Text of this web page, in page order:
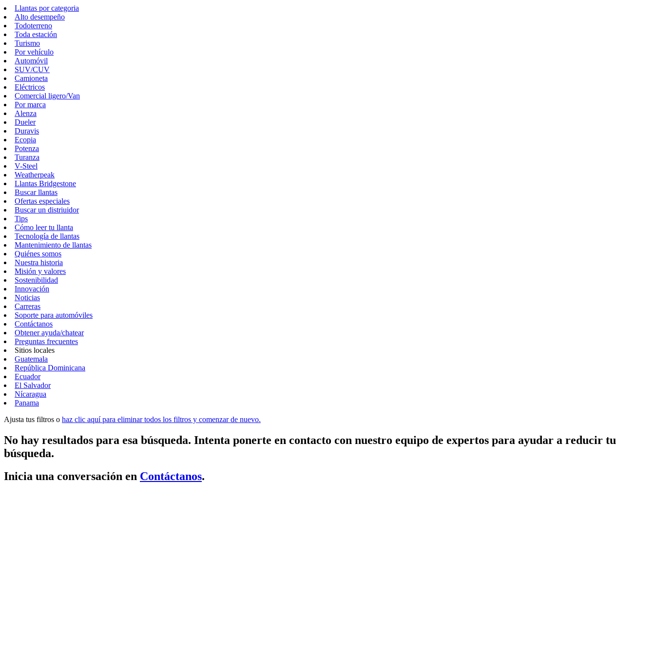
Llantas por categoria
Alto desempeño
Todoterreno
Toda estación
Turismo
Por vehículo
Automóvil
SUV/CUV
Camioneta
Eléctricos
Comercial ligero/Van
Por marca
Alenza
Dueler
Duravis
Ecopia
Potenza
Turanza
V-Steel
Weatherpeak
Llantas Bridgestone
Buscar llantas
Ofertas especiales
Buscar un distriuidor
Tips
Cómo leer tu llanta
Tecnología de llantas
Mantenimiento de llantas
Quiénes somos
Nuestra historia
Misión y valores
Sostenibilidad
Innovación
Noticias
Carreras
Soporte para automóviles
Contáctanos
Obtener ayuda/chatear
Preguntas frecuentes
Sitios locales
Guatemala
República Dominicana
Ecuador
El Salvador
Nícaragua
Panama
Ajusta tus filtros o haz clic aquí para eliminar todos los filtros y comenzar de nuevo.
No hay resultados para esa búsqueda. Intenta ponerte en contacto con nuestro equipo de expertos para ayudar a reducir tu
búsqueda.
Inicia una conversación en Contáctanos.